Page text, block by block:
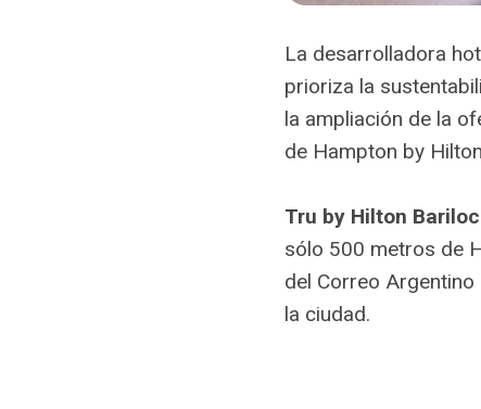
La desarrolladora
prioriza la
la ampliación de la
de Hampton by
Tru by Hilton
sólo 500 metros de
del Correo
la ciudad.